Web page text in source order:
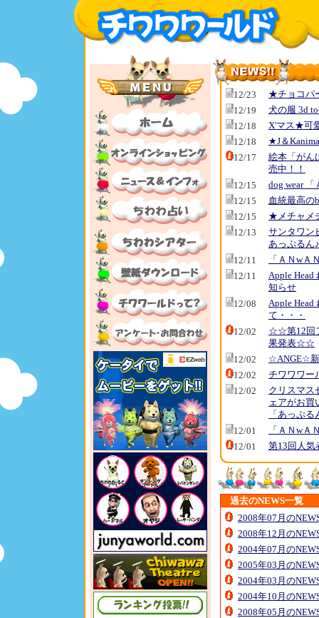
12/23
★チョコパ
12/19
犬の服 3d
12/18
X'マス★可
12/18
★J＆
12/17
絵本「がん
売中！！
12/15
dog wear
12/15
血統最高の
12/15
★メチャメ
12/13
サンタワン
あっぷるん
12/11
「ＡＮwＡ
12/11
Apple Head
知らせ
12/08
Apple Head
て・・・
12/02
☆☆第12回
果発表☆☆
12/02
☆ANGE☆新
12/02
チワワワー
12/02
クリスマス
ェアがお買
「あっぷる
12/01
「ＡＮwＡ
12/01
第13回人気
過去のNEWS一覧
2008年07月の
2008年12月の
2004年07月の
2005年03月の
2004年03月の
2004年10月の
2008年05月の